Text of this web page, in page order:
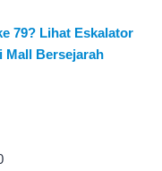
79? Lihat Eskalator
Mall Bersejarah